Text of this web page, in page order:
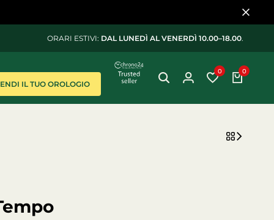
ORARI ESTIVI: DAL LUNEDÌ AL VENERDÌ 10.00–18.00.
VENDI IL TUO OROLOGIO
0 0